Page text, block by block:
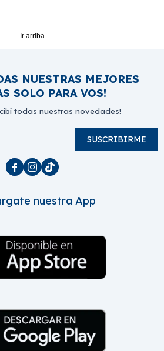
Ir arriba
NUESTRAS MEJORES
SOLO PARA VOS!
todas nuestras novedades!
SUSCRIBIRME
  
nuestra App